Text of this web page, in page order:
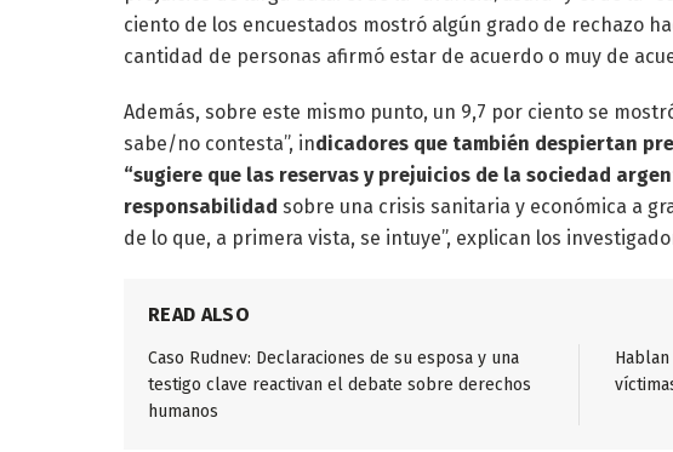
ciento de los encuestados mostró algún grado de rechazo
cantidad de personas afirmó estar de acuerdo o muy de
Además, sobre este mismo punto, un 9,7 por ciento se
sabe/no contesta”, indicadores que también despiertan
“sugiere que las reservas y prejuicios de la sociedad
responsabilidad sobre una crisis sanitaria y económica a
de lo que, a primera vista, se intuye”, explican los
READ ALSO
Caso Rudnev: Declaraciones de su esposa y una
testigo clave reactivan el debate sobre derechos
humanos